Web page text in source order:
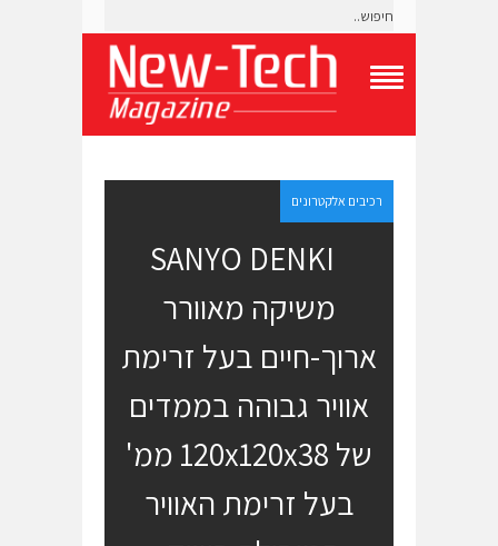
g
l
e
N
רכיבים אלקטרונים
SANYO DENKI
משיקה מאוורר
ארוך-חיים בעל זרימת
אוויר גבוהה בממדים
של 120x120x38 ממ'
בעל זרימת האוויר